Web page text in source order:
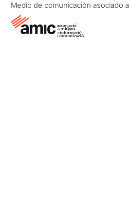
Medio de comunicación asociado a